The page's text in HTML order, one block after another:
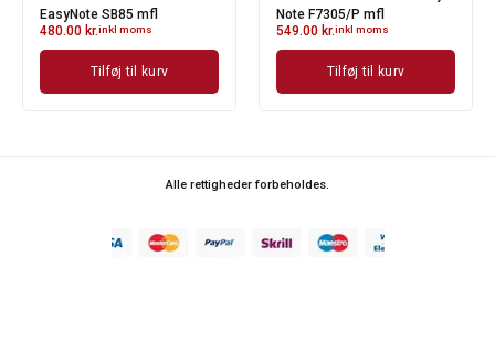
EasyNote SB85 mfl
480.00 kr.inkl moms
Tilføj til kurv
Note F7305/P mfl
549.00 kr.inkl moms
Tilføj til kurv
Alle rettigheder forbeholdes.